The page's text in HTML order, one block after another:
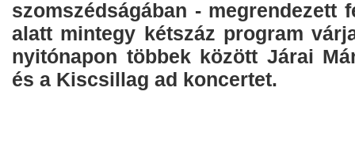
szomszédságában - megrendezett
alatt mintegy kétszáz program
nyitónapon többek között Járai
és a Kiscsillag ad koncertet.